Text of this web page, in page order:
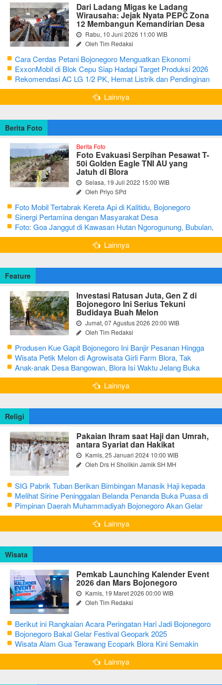
Dari Ladang Migas ke Ladang
Wirausaha: Jejak Nyata PEPC Zona
12 Membangun Kemandirian Desa
Rabu, 10 Juni 2026 11:00 WIB
Oleh Tim Redaksi
Cara Cerdas Petani Bojonegoro Menguatkan Ekonomi
Keluarga
ExxonMobil di Blok Cepu Siap Hadapi Target Produksi 2026
Rekomendasi AC LG 1/2 PK, Hemat Listrik dan Pendinginan
Maksimal
Lainnya
Berita Foto
Berita Foto
Foto Evakuasi Serpihan Pesawat T-
50i Golden Eagle TNI AU yang
Jatuh di Blora
Selasa, 19 Juli 2022 15:00 WIB
Oleh Priyo SPd
Foto Mobil Tertabrak Kereta Api di Kalitidu, Bojonegoro
Sinergi Pertamina dengan Masyarakat Desa
Foto: Goa Janggut di Kawasan Hutan Ngorogunung, Bubulan,
Bojonegoro
Lainnya
Feature
Investasi Ratusan Juta, Gen Z di
Bojonegoro Ini Serius Tekuni
Budidaya Buah Melon
Jumat, 07 Agustus 2026 20:00 WIB
Oleh Tim Redaksi
Produsen Kue Gapit Bojonegoro Ini Banjir Pesanan Hingga
Puluhan Juta di Bulan Ramadan
Wisata Petik Melon di Agrowisata Girli Farm Blora, Tak
Sampai 5 Hari Sudah Ludes Terjual
Anak-anak Desa Bangowan, Blora Isi Waktu Jelang Buka
Puasa dengan Latihan Gamelan
Lainnya
Religi
Pakaian Ihram saat Haji dan Umrah,
antara Syariat dan Hakikat
Kamis, 25 Januari 2024 10:00 WIB
Oleh Drs H Sholikin Jamik SH MH
SIG Pabrik Tuban Berikan Bimbingan Manasik Haji kepada
CJH Kabupaten Tuban
Melihat Sirine Peninggalan Belanda Penanda Buka Puasa di
Pendopo Bupati Blora
Pimpinan Daerah Muhammadiyah Bojonegoro Akan Gelar
Salat Iduladha 9 Juli 2022
Lainnya
Wisata
Pemkab Launching Kalender Event
2026 dan Mars Bojonegoro
Kamis, 19 Maret 2026 00:00 WIB
Oleh Tim Redaksi
Berikut ini Rangkaian Acara Peringatan Hari Jadi Bojonegoro
Ke-348 Tahun 2025
Bojonegoro Bakal Gelar Festival Geopark 2025
Wisata Alam Gua Terawang Ecopark Blora Kini Semakin
Menarik
Lainnya